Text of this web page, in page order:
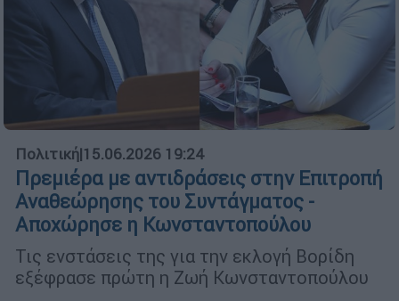
Πολιτική|15.06.2026 19:24
Πρεμιέρα με αντιδράσεις στην Επιτροπή
Αναθεώρησης του Συντάγματος -
Αποχώρησε η Κωνσταντοπούλου
Τις ενστάσεις της για την εκλογή Βορίδη
εξέφρασε πρώτη η Ζωή Κωνσταντοπούλου